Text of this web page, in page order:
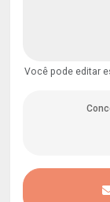
Você pode editar